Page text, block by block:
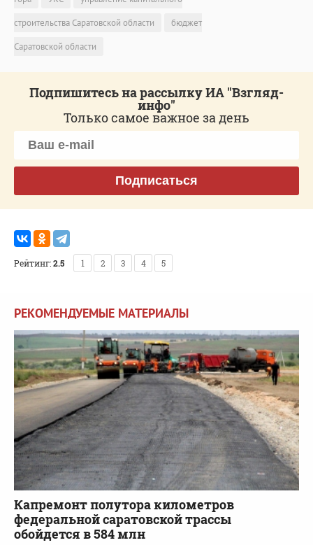
строительства Саратовской области
бюджет
Саратовской области
Подпишитесь на рассылку ИА "Взгляд-
инфо"
Только самое важное за день
Подписаться
Рейтинг:2.5 1 2 3 4 5
РЕКОМЕНДУЕМЫЕ МАТЕРИАЛЫ
Капремонт полутора километров
федеральной саратовской трассы
обойдется в 584 млн